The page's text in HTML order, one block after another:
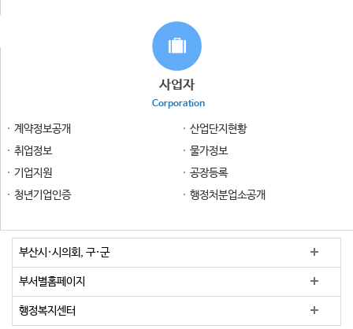
사업자
Corporation
계약정보공개
산업단지현황
취업정보
물가정보
기업지원
공장등록
청년기업인증
행정처분업소공개
부산시·시의회, 구·군
부서별홈페이지
행정복지센터